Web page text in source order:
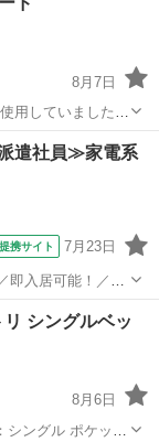
8月7日
用していました
器棚
遣社員≫家電系
提携サイト 7月23日
即入居可能！／伊
リ シングルベッ
8月6日
ングル ポケット